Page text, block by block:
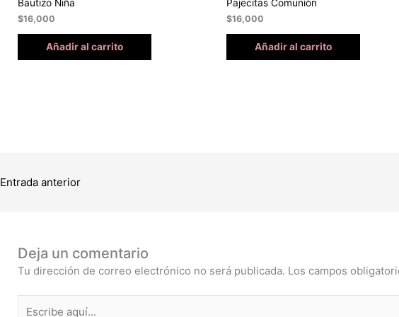
Bautizo Niña
$16,000
Añadir al carrito
Pajecitas Comunión
$16,000
Añadir al carrito
Entrada anterior
Deja un comentario
Tu dirección de correo electrónico no será publicada. Los campos